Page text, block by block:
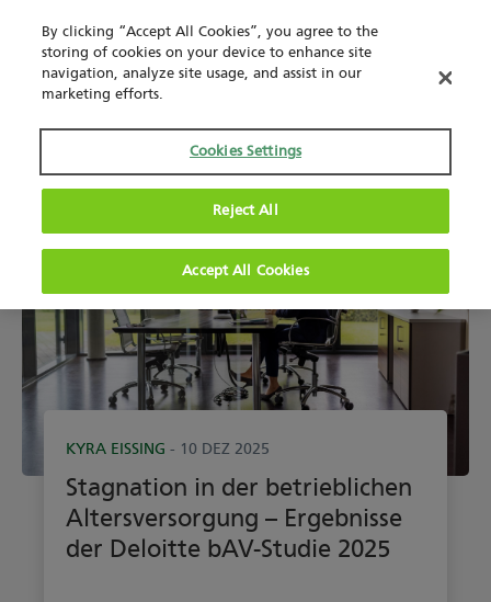
KYRA EISSING - 10 DEZ 2025
Stagnation in der betrieblichen
Altersversorgung – Ergebnisse
der Deloitte bAV-Studie 2025
By clicking “Accept All Cookies”, you agree to the
storing of cookies on your device to enhance site
navigation, analyze site usage, and assist in our
marketing efforts.
Cookies Settings
Reject All
Accept All Cookies